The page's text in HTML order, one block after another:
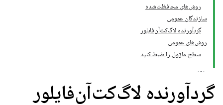
روش‌های محافظت‌شده
سازندگان عمومی
گردآورنده لاگ‌کت‌آن‌فایلور
روش‌های عمومی
سطح ماژول را ضبط کنید
گردآورنده لاگ‌کت‌آن‌فایلور